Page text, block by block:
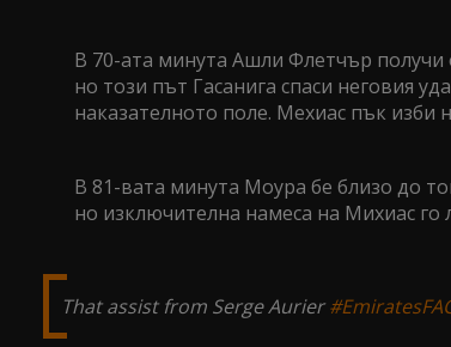
В 70-ата минута Ашли Флетчър
но този път Гасанига спаси неговия
наказателното поле. Мехиас пък изби
В 81-вата минута Моура бе близо до
но изключителна намеса на Михиас го
That assist from Serge Aurier